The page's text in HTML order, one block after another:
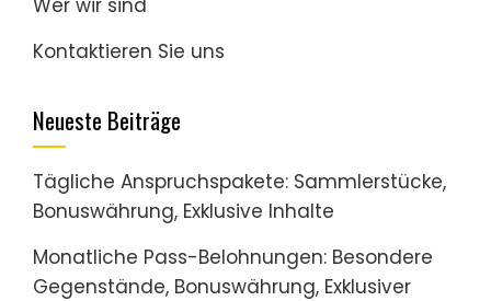
Wer wir sind
Kontaktieren Sie uns
Neueste Beiträge
Tägliche Anspruchspakete: Sammlerstücke,
Bonuswährung, Exklusive Inhalte
Monatliche Pass-Belohnungen: Besondere
Gegenstände, Bonuswährung, Exklusiver